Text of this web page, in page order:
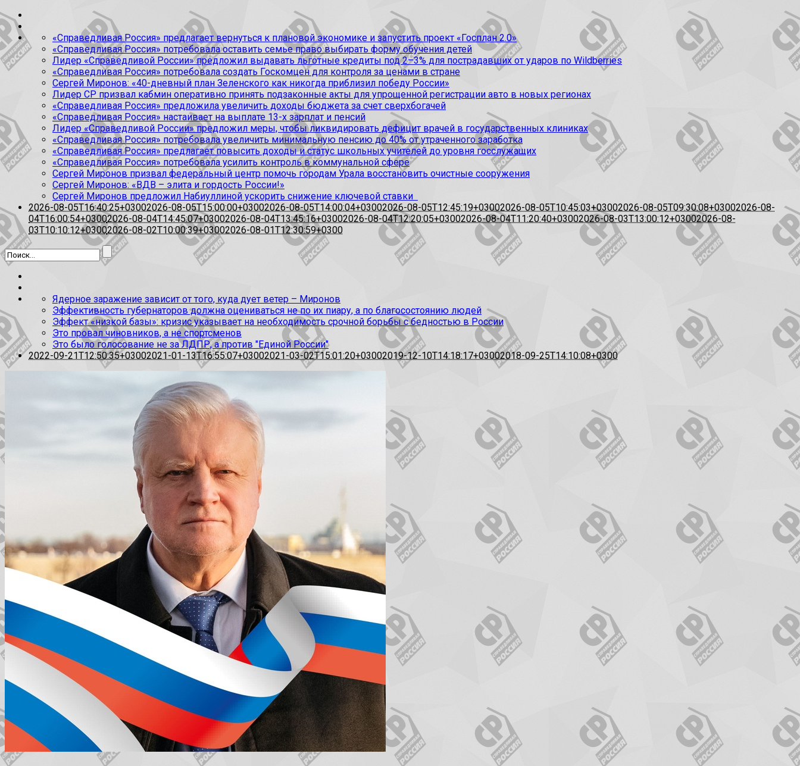
«Справедливая Россия» предлагает вернуться к плановой экономике и запустить проект «Госплан 2.0»
«Справедливая Россия» потребовала оставить семье право выбирать форму обучения детей
Лидер «Справедливой России» предложил выдавать льготные кредиты под 2–3% для пострадавших от ударов по Wildberries
«Справедливая Россия» потребовала создать Госкомцен для контроля за ценами в стране
Сергей Миронов: «40-дневный план Зеленского как никогда приблизил победу России»
Лидер СР призвал кабмин оперативно принять подзаконные акты для упрощенной регистрации авто в новых регионах
«Справедливая Россия» предложила увеличить доходы бюджета за счет сверхбогачей
«Справедливая Россия» настаивает на выплате 13-х зарплат и пенсий
Лидер «Справедливой России» предложил меры, чтобы ликвидировать дефицит врачей в государственных клиниках
«Справедливая Россия» потребовала увеличить минимальную пенсию до 40% от утраченного заработка
«Справедливая Россия» предлагает повысить доходы и статус школьных учителей до уровня госслужащих
«Справедливая Россия» потребовала усилить контроль в коммунальной сфере
Сергей Миронов призвал федеральный центр помочь городам Урала восстановить очистные сооружения
Сергей Миронов: «ВДВ – элита и гордость России!»
Сергей Миронов предложил Набиуллиной ускорить снижение ключевой ставки
2026-08-05T16:40:25+03002026-08-05T15:00:00+03002026-08-05T14:00:04+03002026-08-05T12:45:19+03002026-08-05T10:45:03+03002026-08-05T09:30:08+03002026-08-
04T16:00:54+03002026-08-04T14:45:07+03002026-08-04T13:45:16+03002026-08-04T12:20:05+03002026-08-04T11:20:40+03002026-08-03T13:00:12+03002026-08-
03T10:10:12+03002026-08-02T10:00:39+03002026-08-01T12:30:59+0300
Ядерное заражение зависит от того, куда дует ветер – Миронов
Эффективность губернаторов должна оцениваться не по их пиару, а по благосостоянию людей
Эффект «низкой базы»: кризис указывает на необходимость срочной борьбы с бедностью в России
Это провал чиновников, а не спортсменов
Это было голосование не за ЛДПР, а против "Единой России"
2022-09-21T12:50:35+03002021-01-13T16:55:07+03002021-03-02T15:01:20+03002019-12-10T14:18:17+03002018-09-25T14:10:08+0300